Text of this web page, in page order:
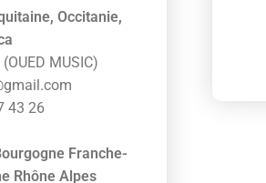
Occitanie,
MUSIC)
43 26
Franche-
Rhône Alpes